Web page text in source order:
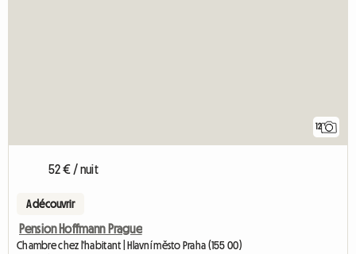
12
52 € / nuit
A découvrir
Pension Hoffmann Prague
Chambre chez l'habitant | Hlavní město Praha (155 00)